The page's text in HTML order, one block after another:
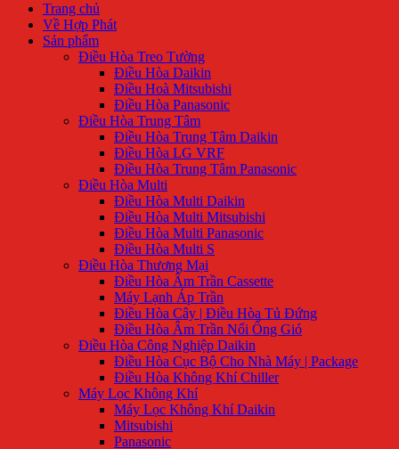
Trang chủ
Về Hợp Phát
Sản phẩm
Điều Hòa Treo Tường
Điều Hòa Daikin
Điều Hoà Mitsubishi
Điều Hòa Panasonic
Điều Hòa Trung Tâm
Điều Hòa Trung Tâm Daikin
Điều Hòa LG VRF
Điều Hòa Trung Tâm Panasonic
Điều Hòa Multi
Điều Hòa Multi Daikin
Điều Hòa Multi Mitsubishi
Điều Hòa Multi Panasonic
Điều Hòa Multi S
Điều Hòa Thương Mại
Điều Hòa Âm Trần Cassette
Máy Lạnh Áp Trần
Điều Hòa Cây | Điều Hòa Tủ Đứng
Điều Hòa Âm Trần Nối Ống Gió
Điều Hòa Công Nghiệp Daikin
Điều Hòa Cục Bộ Cho Nhà Máy | Package
Điều Hòa Không Khí Chiller
Máy Lọc Không Khí
Máy Lọc Không Khí Daikin
Mitsubishi
Panasonic